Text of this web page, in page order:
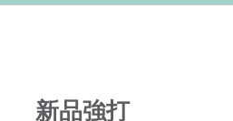
新品強打